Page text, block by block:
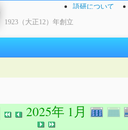
1923（大正12）年創立
語研について
2025年 1月